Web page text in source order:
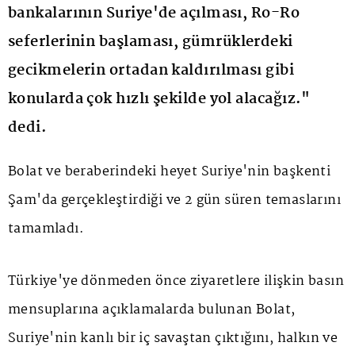
bankalarının Suriye'de açılması, Ro-Ro
seferlerinin başlaması, gümrüklerdeki
gecikmelerin ortadan kaldırılması gibi
konularda çok hızlı şekilde yol alacağız."
dedi.
Bolat ve beraberindeki heyet Suriye'nin başkenti
Şam'da gerçekleştirdiği ve 2 gün süren temaslarını
tamamladı.
Türkiye'ye dönmeden önce ziyaretlere ilişkin basın
mensuplarına açıklamalarda bulunan Bolat,
Suriye'nin kanlı bir iç savaştan çıktığını, halkın ve